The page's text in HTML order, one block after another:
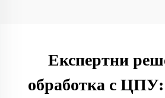
Експертни
обработка с ЦПУ: